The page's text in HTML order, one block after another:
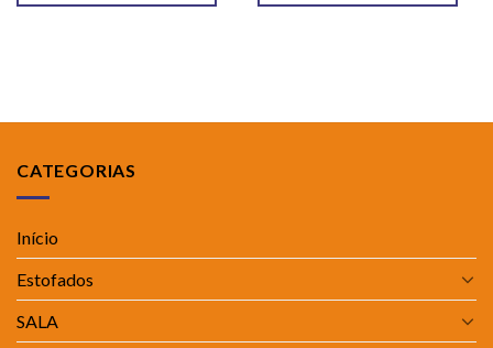
CATEGORIAS
Início
Estofados
SALA